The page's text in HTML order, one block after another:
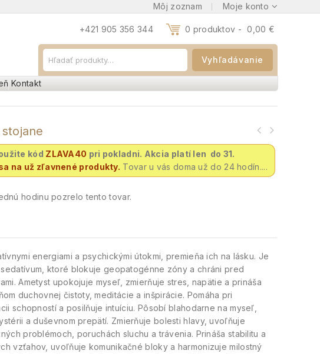
Môj zoznam Moje konto
+421 905 356 344 0 produktov - 0,00 €
Vyhľadávanie
Kontakt
kód ZLAVA40 pri pokladni. Akcia platí len do 31.
na už zľavnené produkty. Tovar u vás doma už do 24 hodín....
hodinu pozrelo tento tovar.
energiami a psychickými útokmi, premieňa ich na lásku. Je
ktoré blokuje geopatogénne zóny a chráni pred
Ametyst upokojuje myseľ, zmierňuje stres, napätie a prináša
duchovnej čistoty, meditácie a inšpirácie. Pomáha pri
schopností a posilňuje intuíciu. Pôsobí blahodarne na myseľ,
a duševnom prepätí. Zmierňuje bolesti hlavy, uvoľňuje
problémoch, poruchách sluchu a trávenia. Prináša stabilitu a
vzťahov, uvoľňuje komunikačné bloky a harmonizuje milostný